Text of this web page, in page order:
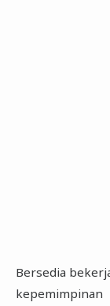
Bersedia
kepemimpinan